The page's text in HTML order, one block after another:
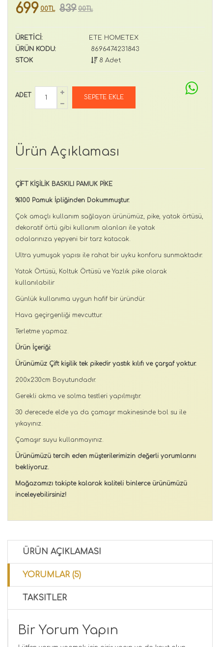
699 00TL 839 00TL
ÜRETİCİ:
ETE HOMETEX
ÜRÜN KODU:
8696474231843
STOK
8 Adet
ADET
Ürün Açıklaması
ÇİFT KİŞİLİK BASKILI PAMUK PİKE
%100 Pamuk İpliğinden Dokummuştur.
Çok amaçlı kullanım sağlayan ürünümüz, pike, yatak örtüsü,
dekoratif örtü gibi kullanım alanları ile yatak
odalarınıza yepyeni bir tarz katacak.
Ultra yumuşak yapısı ile rahat bir uyku konforu sunmaktadır.
Yatak Örtüsü, Koltuk Örtüsü ve Yazlık pike olarak
kullanılabilir
Günlük kullanıma uygun hafif bir üründür.
Hava geçirgenliği mevcuttur.
Terletme yapmaz.
Ürün İçeriği:
Ürünümüz Çift kişilik tek pikedir yastık kılıfı ve çarşaf yoktur.
200x230cm Boyutundadır.
Gerekli akma ve solma testleri yapılmıştır.
30 derecede elde ya da çamaşır makinesinde bol su ile
yıkayınız.
Çamaşır suyu kullanmayınız.
Ürünümüzü tercih eden müşterilerimizin değerli yorumlarını
bekliyoruz.
Mağazamızı takipte kalarak kaliteli binlerce ürünümüzü
inceleyebilirsiniz!
ÜRÜN AÇIKLAMASI
YORUMLAR (5)
TAKSITLER
Bir Yorum Yapın